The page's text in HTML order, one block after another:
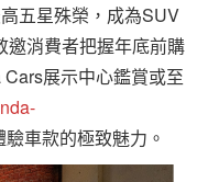
五星殊榮，成為SUV
邀消費者把握年底前購
展示中心鑑賞或至
驗車款的極致魅力。